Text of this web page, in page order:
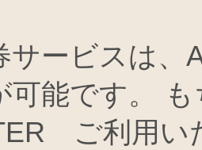
サービスは、
可能です。
ご利用い